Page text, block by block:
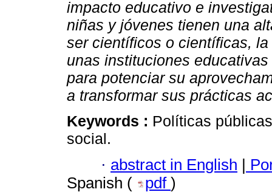
impacto educativo e
niñas y jóvenes tienen una
ser científicos o científicas,
unas instituciones
para potenciar su
a transformar sus prácticas
Keywords : Políticas
social.
· abstract in English |
Spanish (
pdf )